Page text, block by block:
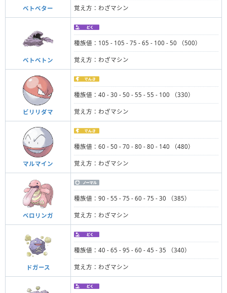
ベトベター 覚え方：わざマシン
ベトベトン
種族値：105 - 105 - 75 - 65 - 100 - 50 （500）
覚え方：わざマシン
ビリリダマ
種族値：40 - 30 - 50 - 55 - 55 - 100 （330）
覚え方：わざマシン
マルマイン
種族値：60 - 50 - 70 - 80 - 80 - 140 （480）
覚え方：わざマシン
ベロリンガ
種族値：90 - 55 - 75 - 60 - 75 - 30 （385）
覚え方：わざマシン
ドガース
種族値：40 - 65 - 95 - 60 - 45 - 35 （340）
覚え方：わざマシン